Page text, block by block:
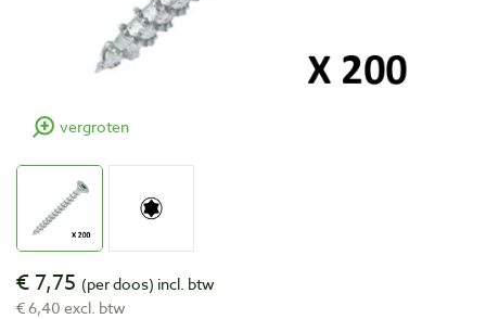
vergroten
€ 7,75 (per doos) incl. btw
€ 6,40 excl. btw